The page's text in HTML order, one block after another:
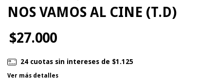
NOS VAMOS AL CINE (T.D)
$27.000
24 cuotas sin intereses de $1.125
Ver más detalles